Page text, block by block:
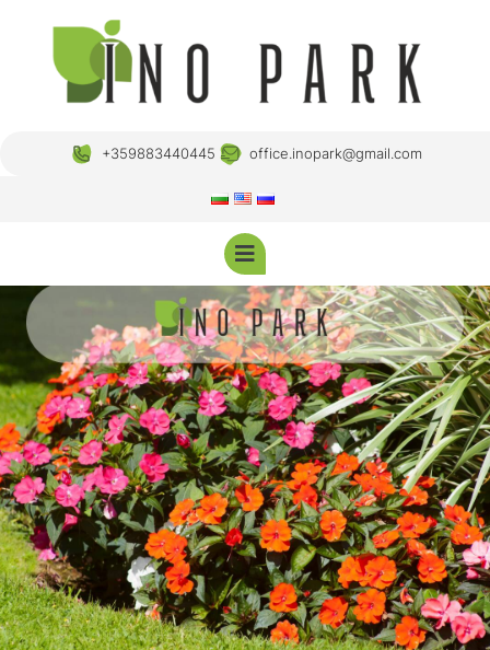
+359883440445 office.inopark@gmail.com